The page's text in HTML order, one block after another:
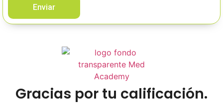
Enviar
Gracias por tu calificación.